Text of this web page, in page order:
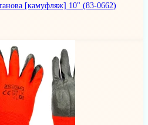
[камуфляж] 10" (83-0662)